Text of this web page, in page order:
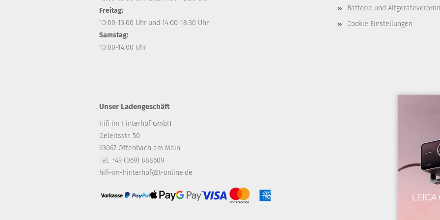
Freitag:
10:00-13:00 Uhr und 14:00-18:30 Uhr
Samstag:
10:00-14:00 Uhr
Batterie und
Cookie Einstellungen
Unser Ladengeschäft
Hifi im Hinterhof GmbH
Geleitsstr. 50
63067 Offenbach am Main
Tel. +49 (069) 888609
hifi-im-hinterhof@t-online.de
Vorkasse